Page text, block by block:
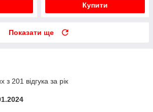
Купити
Показати ще
з 201 відгука за рік